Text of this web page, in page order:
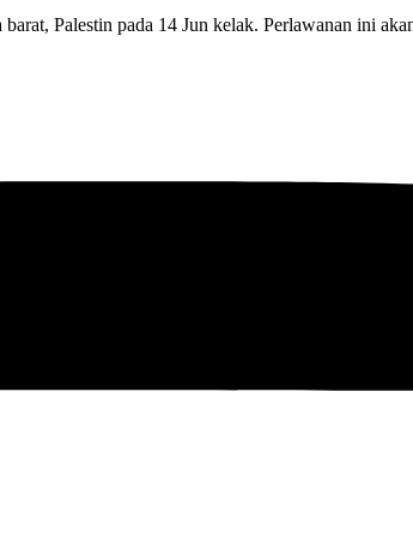
Palestin pada 14 Jun kelak. Perlawanan ini